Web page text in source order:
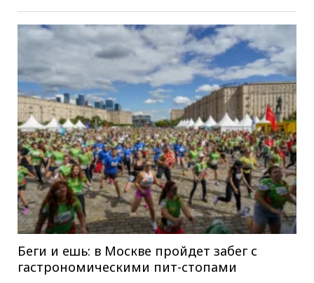
Беги и ешь: в Москве пройдет забег с
гастрономическими пит-стопами